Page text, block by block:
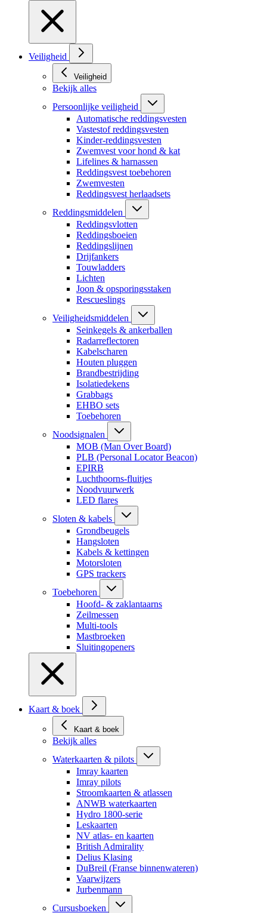
Veiligheid
Veiligheid
Bekijk alles
Persoonlijke veiligheid
Automatische reddingsvesten
Vastestof reddingsvesten
Kinder-reddingsvesten
Zwemvest voor hond & kat
Lifelines & harnassen
Reddingsvest toebehoren
Zwemvesten
Reddingsvest herlaadsets
Reddingsmiddelen
Reddingsvlotten
Reddingsboeien
Reddingslijnen
Drijfankers
Touwladders
Lichten
Joon & opsporingsstaken
Rescueslings
Veiligheidsmiddelen
Seinkegels & ankerballen
Radarreflectoren
Kabelscharen
Houten pluggen
Brandbestrijding
Isolatiedekens
Grabbags
EHBO sets
Toebehoren
Noodsignalen
MOB (Man Over Board)
PLB (Personal Locator Beacon)
EPIRB
Luchthoorns-fluitjes
Noodvuurwerk
LED flares
Sloten & kabels
Grondbeugels
Hangsloten
Kabels & kettingen
Motorsloten
GPS trackers
Toebehoren
Hoofd- & zaklantaarns
Zeilmessen
Multi-tools
Mastbroeken
Sluitingopeners
Kaart & boek
Kaart & boek
Bekijk alles
Waterkaarten & pilots
Imray kaarten
Imray pilots
Stroomkaarten & atlassen
ANWB waterkaarten
Hydro 1800-serie
Leskaarten
NV atlas- en kaarten
British Admirality
Delius Klasing
DuBreil (Franse binnenwateren)
Vaarwijzers
Jurbenmann
Cursusboeken